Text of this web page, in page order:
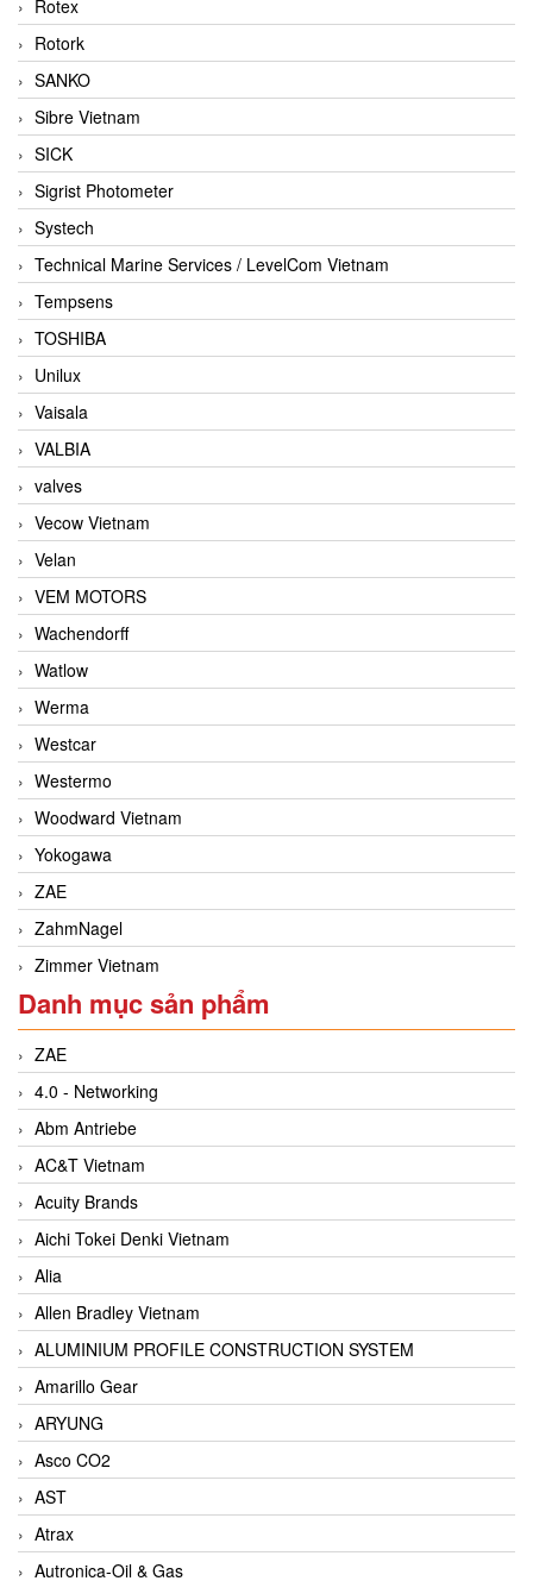
Rotex
Rotork
SANKO
Sibre Vietnam
SICK
Sigrist Photometer
Systech
Technical Marine Services / LevelCom Vietnam
Tempsens
TOSHIBA
Unilux
Vaisala
VALBIA
valves
Vecow Vietnam
Velan
VEM MOTORS
Wachendorff
Watlow
Werma
Westcar
Westermo
Woodward Vietnam
Yokogawa
ZAE
ZahmNagel
Zimmer Vietnam
Danh mục sản phẩm
ZAE
4.0 - Networking
Abm Antriebe
AC&T Vietnam
Acuity Brands
Aichi Tokei Denki Vietnam
Alia
Allen Bradley Vietnam
ALUMINIUM PROFILE CONSTRUCTION SYSTEM
Amarillo Gear
ARYUNG
Asco CO2
AST
Atrax
Autronica-Oil & Gas